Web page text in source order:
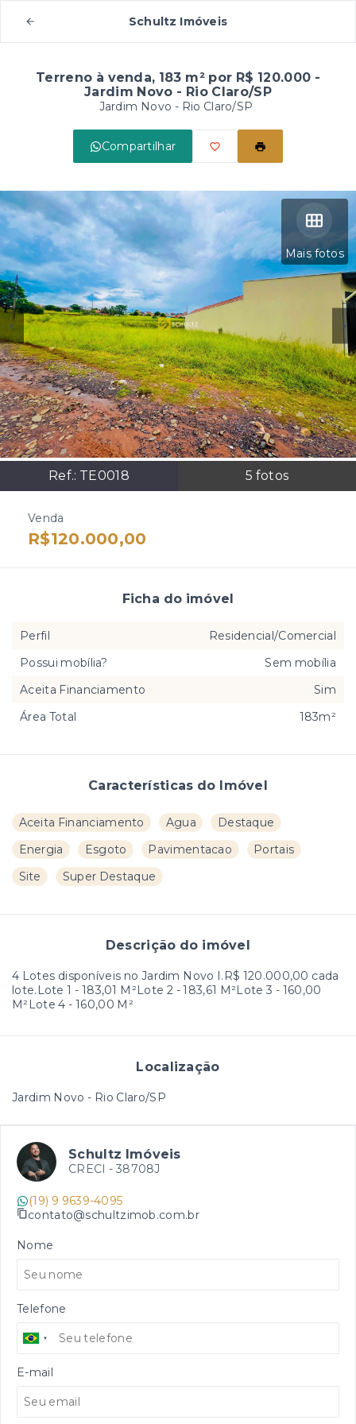
Schultz Imóveis
Terreno à venda, 183 m² por R$ 120.000 -
Jardim Novo - Rio Claro/SP
Jardim Novo - Rio Claro/SP
Compartilhar
Mais fotos
Ref.: TE0018 5 fotos
Venda
R$120.000,00
Características do Imóvel
Aceita Financiamento Agua
Destaque
Energia
Esgoto Pavimentacao
Portais
Site
Super Destaque
Descrição do imóvel
4 Lotes disponíveis no Jardim Novo I.R$ 120.000,00 cada
lote.Lote 1 - 183,01 M²Lote 2 - 183,61 M²Lote 3 - 160,00
M²Lote 4 - 160,00 M²
Localização
Jardim Novo - Rio Claro/SP
Ficha do imóvel
Perfil
Residencial/Comercial
Possui mobília?
Sem mobília
Aceita Financiamento
Sim
Área Total
183m²
Schultz Imóveis
CRECI - 38708J
(19) 9 9639-4095
contato@schultzimob.com.br
Nome
Telefone
E-mail